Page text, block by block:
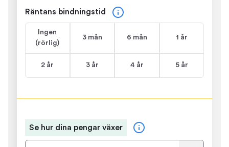
Räntans bindningstid
Ingen
(rörlig)
3 mån 6 mån 1 år
2 år 3 år 4 år 5 år
Se hur dina pengar växer